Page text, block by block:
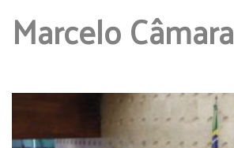
Marcelo Câmara